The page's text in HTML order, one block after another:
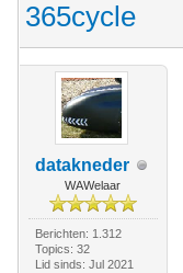
365cycle
datakneder
WAWelaar
Berichten: 1.312
Topics: 32
Lid sinds: Jul 2021